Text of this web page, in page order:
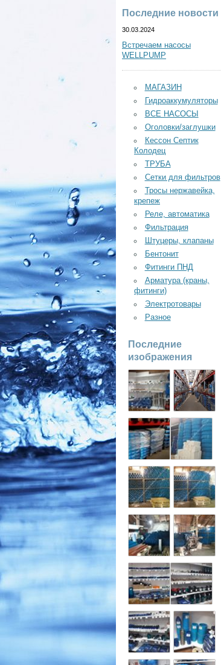
Последние новости
30.03.2024
Встречаем насосы
WELLPUMP
МАГАЗИН
Гидроаккумуляторы
ВСЕ НАСОСЫ
Оголовки/заглушки
Кессон Септик
Колодец
ТРУБА
Сетки для фильтров
Тросы нержавейка,
крепеж
Реле, автоматика
Фильтрация
Штуцеры, клапаны
Бентонит
Фитинги ПНД
Арматура (краны,
фитинги)
Электротовары
Разное
Последние
изображения